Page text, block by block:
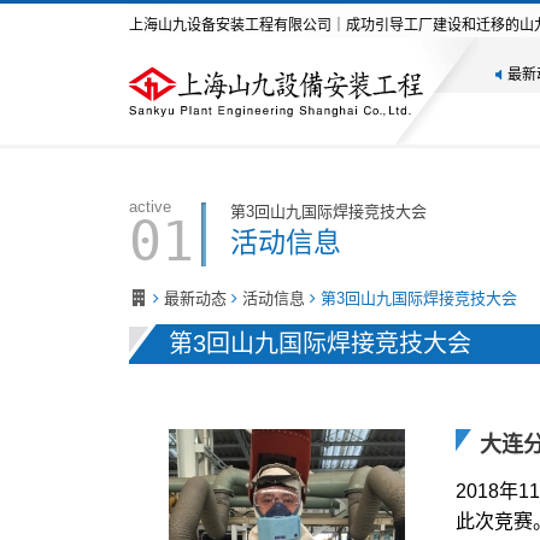
上海山九设备安装工程有限公司｜成功引导工厂建设和迁移的山
最新
active
01 第3回山九国际焊接竞技大会
活动信息
最新动态 活动信息 第3回山九国际焊接竞技大会
第3回山九国际焊接竞技大会
大连
2018年
此次竞赛